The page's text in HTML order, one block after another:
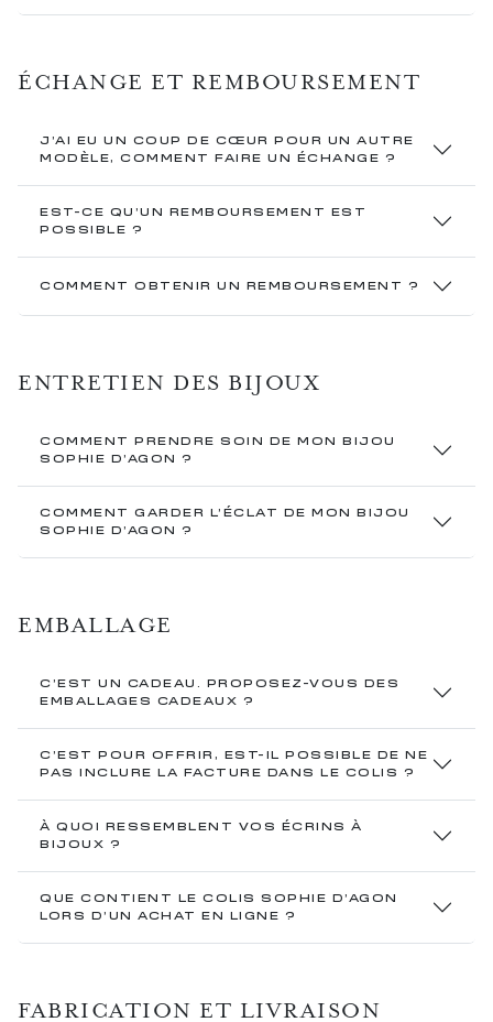
ÉCHANGE ET REMBOURSEMENT
J’AI EU UN COUP DE CŒUR POUR UN AUTRE
MODÈLE, COMMENT FAIRE UN ÉCHANGE ?
EST-CE QU’UN REMBOURSEMENT EST
POSSIBLE ?
COMMENT OBTENIR UN REMBOURSEMENT ?
ENTRETIEN DES BIJOUX
COMMENT PRENDRE SOIN DE MON BIJOU
SOPHIE D’AGON ?
COMMENT GARDER L’ÉCLAT DE MON BIJOU
SOPHIE D’AGON ?
EMBALLAGE
C’EST UN CADEAU. PROPOSEZ-VOUS DES
EMBALLAGES CADEAUX ?
C’EST POUR OFFRIR, EST-IL POSSIBLE DE NE
PAS INCLURE LA FACTURE DANS LE COLIS ?
À QUOI RESSEMBLENT VOS ÉCRINS À
BIJOUX ?
QUE CONTIENT LE COLIS SOPHIE D’AGON
LORS D’UN ACHAT EN LIGNE ?
FABRICATION ET LIVRAISON